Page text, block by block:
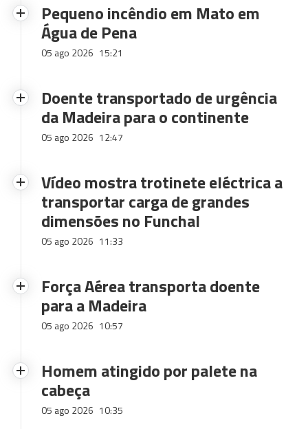
Pequeno incêndio em Mato em
Água de Pena
05 ago 2026 15:21
Doente transportado de urgência
da Madeira para o continente
05 ago 2026 12:47
Vídeo mostra trotinete eléctrica a
transportar carga de grandes
dimensões no Funchal
05 ago 2026 11:33
Força Aérea transporta doente
para a Madeira
05 ago 2026 10:57
Homem atingido por palete na
cabeça
05 ago 2026 10:35